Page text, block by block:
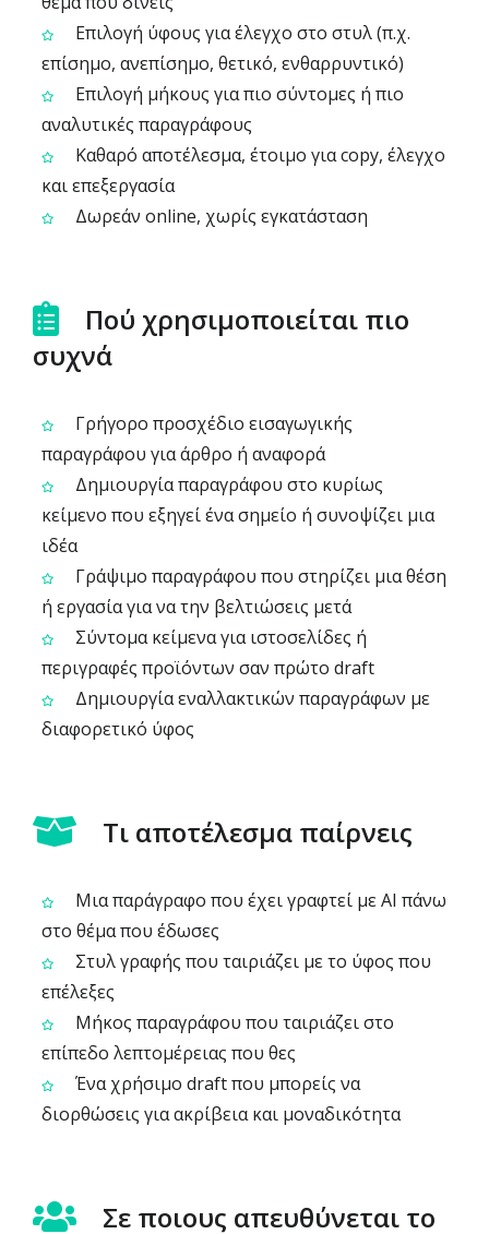
Επιλογή ύφους για έλεγχο στο στυλ (π.χ.
επίσημο, ανεπίσημο, θετικό, ενθαρρυντικό)
Επιλογή μήκους για πιο σύντομες ή πιο
αναλυτικές παραγράφους
Καθαρό αποτέλεσμα, έτοιμο για copy, έλεγχο
και επεξεργασία
Δωρεάν online, χωρίς εγκατάσταση
Πού χρησιμοποιείται πιο
συχνά
Γρήγορο προσχέδιο εισαγωγικής
παραγράφου για άρθρο ή αναφορά
Δημιουργία παραγράφου στο κυρίως
κείμενο που εξηγεί ένα σημείο ή συνοψίζει μια
ιδέα
Γράψιμο παραγράφου που στηρίζει μια θέση
ή εργασία για να την βελτιώσεις μετά
Σύντομα κείμενα για ιστοσελίδες ή
περιγραφές προϊόντων σαν πρώτο draft
Δημιουργία εναλλακτικών παραγράφων με
διαφορετικό ύφος
Τι αποτέλεσμα παίρνεις
Μια παράγραφο που έχει γραφτεί με AI πάνω
στο θέμα που έδωσες
Στυλ γραφής που ταιριάζει με το ύφος που
επέλεξες
Μήκος παραγράφου που ταιριάζει στο
επίπεδο λεπτομέρειας που θες
Ένα χρήσιμο draft που μπορείς να
διορθώσεις για ακρίβεια και μοναδικότητα
Σε ποιους απευθύνεται το